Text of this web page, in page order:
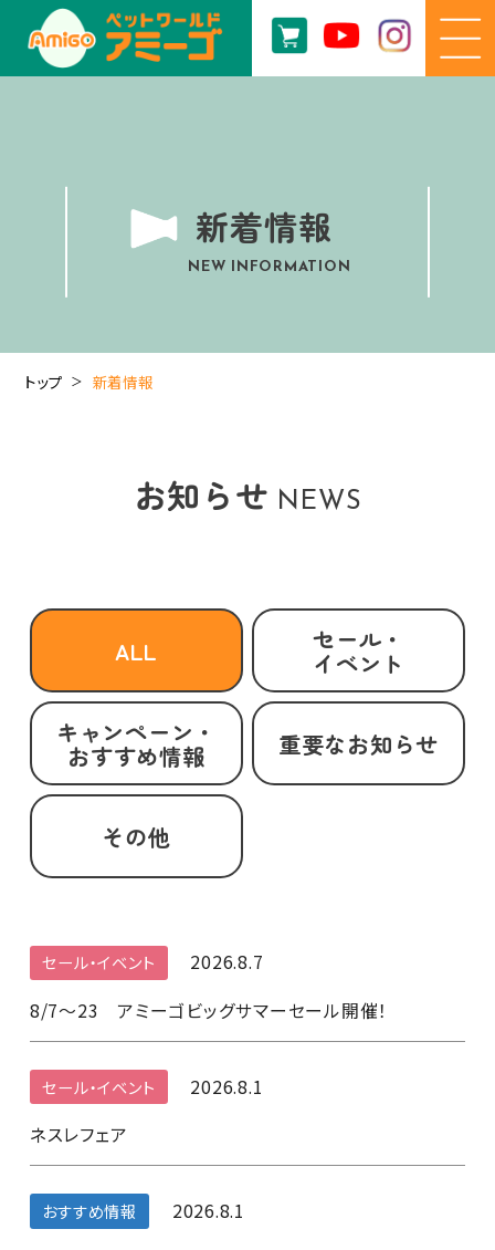
新着情報
NEW INFORMATION
トップ 新着情報
お知らせ NEWS
ALL セール・
イベント
キャンペーン・
おすすめ情報 重要なお知らせ
その他
セール・イベント
2026.8.7
8/7～23 アミーゴビッグサマーセール開催！
セール・イベント
2026.8.1
ネスレフェア
おすすめ情報
2026.8.1